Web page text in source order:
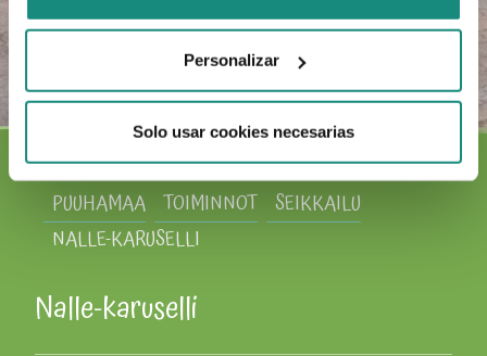
Personalizar
Solo usar cookies necesarias
PUUHAMAA TOIMINNOT SEIKKAILU
NALLE-KARUSELLI
Nalle-karuselli